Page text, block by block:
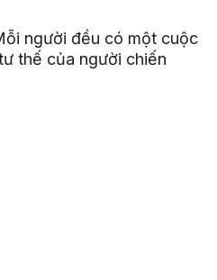
người đều có một cuộc
thế của người chiến